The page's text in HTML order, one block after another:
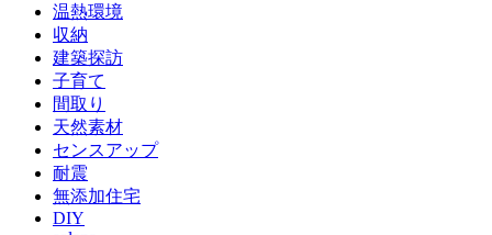
温熱環境
収納
建築探訪
子育て
間取り
天然素材
センスアップ
耐震
無添加住宅
DIY